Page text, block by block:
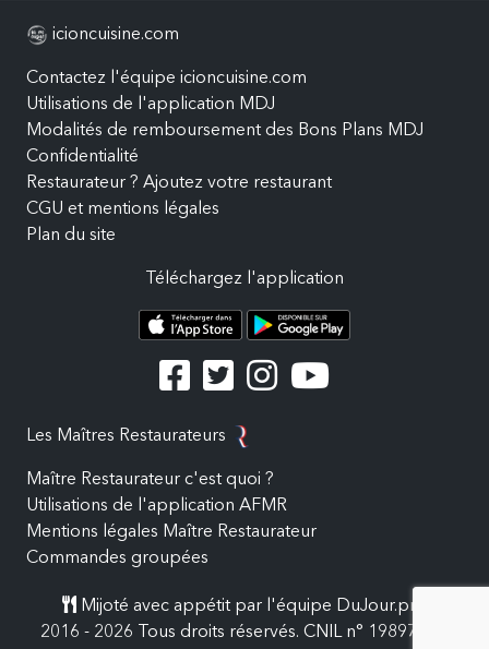
icioncuisine.com
Contactez l'équipe icioncuisine.com
Utilisations de l'application MDJ
Modalités de remboursement des Bons Plans MDJ
Confidentialité
Restaurateur ? Ajoutez votre restaurant
CGU et mentions légales
Plan du site
Téléchargez l'application
Les Maîtres Restaurateurs
Maître Restaurateur c'est quoi ?
Utilisations de l'application AFMR
Mentions légales Maître Restaurateur
Commandes groupées
Mijoté avec appétit par l'équipe DuJour.pro
2016 - 2026 Tous droits réservés. CNIL n° 19897557.